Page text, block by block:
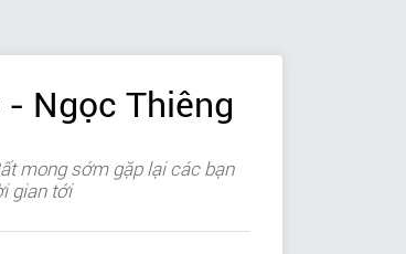
Ngọc Thiêng
mong sớm gặp lại các bạn
gian tới